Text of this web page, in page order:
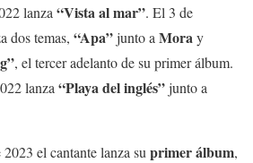
lanza “Vista al mar”. El 3 de
dos temas, “Apa”junto a Moray
, el tercer adelanto de su primer álbum.
lanza “Playa del inglés”junto a
el cantante lanza su primer álbum,